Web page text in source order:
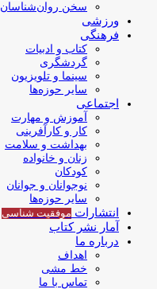
سخن روان‌شناسان
ورزشی
فرهنگی
کتاب و ادبیات
گردشگری
سینما و تلویزیون
سایر حوزه‌ها
اجتماعی
آموزش و مهارت
کار و کارآفرینی
بهداشت و سلامت
زنان و خانواده
کودکان
نوجوانان و جوانان
سایر حوزه‌ها
انتشارات موفقیت‌ شناسی
آمار نشر کتاب
درباره ما
اهداف
خط مشی
تماس با ما